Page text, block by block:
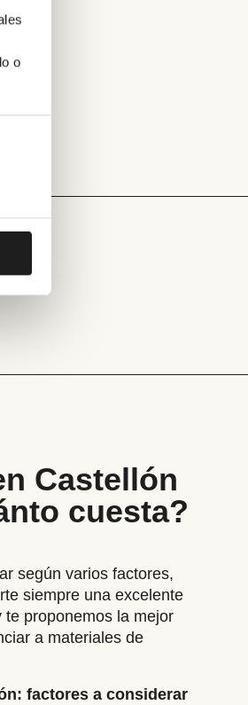
o
Castellón
cuesta?
según varios factores,
siempre una excelente
te proponemos la mejor
a materiales de
factores a considerar